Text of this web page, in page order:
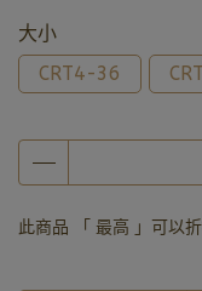
大小
CRT4-36
此商品 「 最高 」可以